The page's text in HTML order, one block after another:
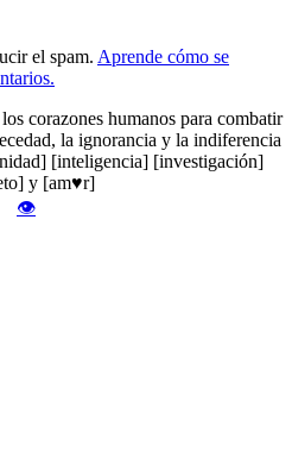
el spam. Aprende cómo se
corazones humanos para combatir
la ignorancia y la indiferencia
[inteligencia] [investigación]
y [am♥r]
👁